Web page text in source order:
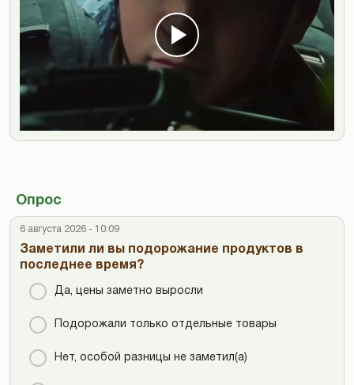
Опрос
6 августа 2026 - 10:09
Заметили ли вы подорожание продуктов в
последнее время?
Да, цены заметно выросли
Подорожали только отдельные товары
Нет, особой разницы не заметил(а)